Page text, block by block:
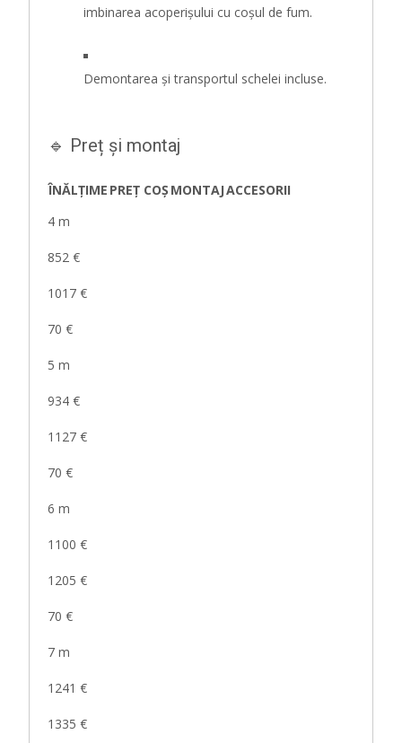
imbinarea acoperișului cu coșul de fum.
Demontarea și transportul schelei incluse.
🔹 Preț și montaj
ÎNĂLȚIME PREȚ COȘ MONTAJACCESORII
4 m
852 €
1017 €
70 €
5 m
934 €
1127 €
70 €
6 m
1100 €
1205 €
70 €
7 m
1241 €
1335 €